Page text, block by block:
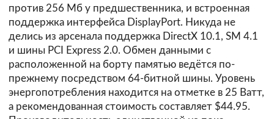
против 256 Мб у предшественника, и встроенная
поддержка интерфейса DisplayPort. Никуда не
делись из арсенала поддержка DirectX 10.1, SM 4.1
и шины PCI Express 2.0. Обмен данными с
расположенной на борту памятью ведётся по-
прежнему посредством 64-битной шины. Уровень
энергопотребления находится на отметке в 25 Ватт,
а рекомендованная стоимость составляет $44.95.